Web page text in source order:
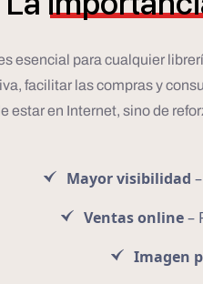
esencial para cualquier
facilitar las compras y
estar en Internet, sino de
Mayor visibilidad
Ventas online–
Imagen